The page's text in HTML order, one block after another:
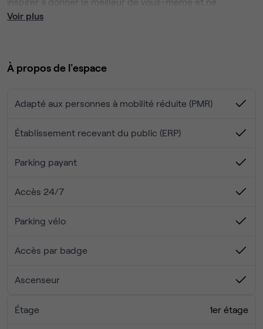
manquera pas d'impressionner vos clients.
Regagnez aisément votre lieu de travail grâce à la
Enfin, sortez vous détendre avec vos invités dans l'un des
Voir plus
À propos de l'espace
Adapté aux personnes à mobilité réduite (PMR)
Établissement recevant du public (ERP)
Parking payant
Accès 24/7
Parking vélo
Accès par badge
Ascenseur
Étage 1er étage